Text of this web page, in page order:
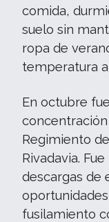
comida,
suelo sin
ropa de
temperatura
En octubre
Regimiento
Rivadavia.
descargas de
fusilamiento